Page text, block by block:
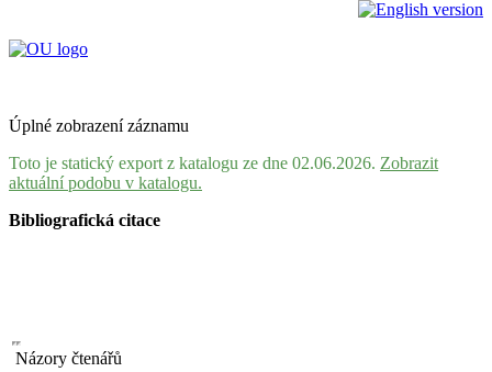
Úplné zobrazení záznamu
Toto je statický export z katalogu ze dne 02.06.2026. Zobrazit
aktuální podobu v katalogu.
Bibliografická citace
Názory čtenářů